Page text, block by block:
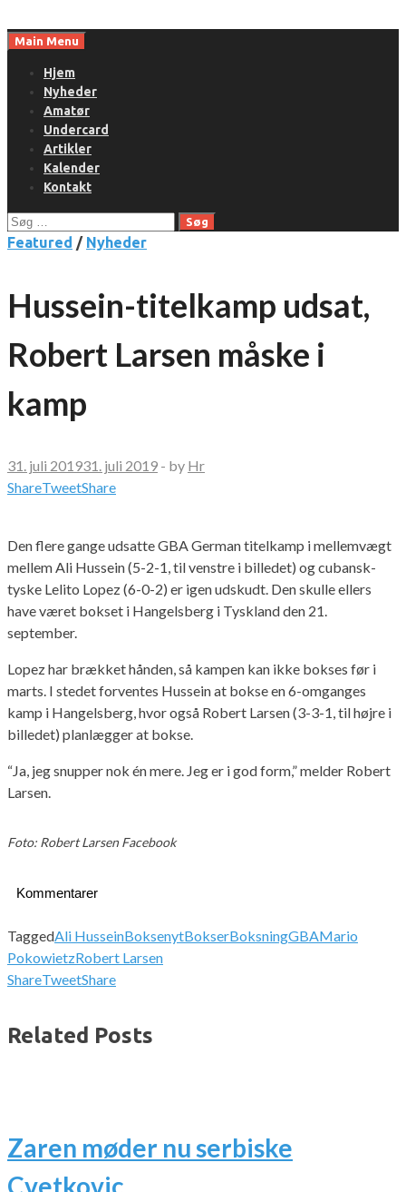
toMain Menu
Hjem
Nyheder
Amatør
Undercard
Artikler
Kalender
Kontakt
Søg
efter:
Featured / Nyheder
Hussein-titelkamp udsat,
Robert Larsen måske i
kamp
31. juli 201931. juli 2019 - by Hr
ShareTweetShare
Den flere gange udsatte GBA German titelkamp i mellemvægt
mellem Ali Hussein (5-2-1, til venstre i billedet) og cubansk-
tyske Lelito Lopez (6-0-2) er igen udskudt. Den skulle ellers
have været bokset i Hangelsberg i Tyskland den 21.
september.
Lopez har brækket hånden, så kampen kan ikke bokses før i
marts. I stedet forventes Hussein at bokse en 6-omganges
kamp i Hangelsberg, hvor også Robert Larsen (3-3-1, til højre i
billedet) planlægger at bokse.
“Ja, jeg snupper nok én mere. Jeg er i god form,” melder Robert
Larsen.
Foto: Robert Larsen Facebook
Kommentarer
TaggedAli HusseinBoksenytBokserBoksningGBAMario
PokowietzRobert Larsen
ShareTweetShare
Related Posts
Zaren møder nu serbiske
Cvetkovic